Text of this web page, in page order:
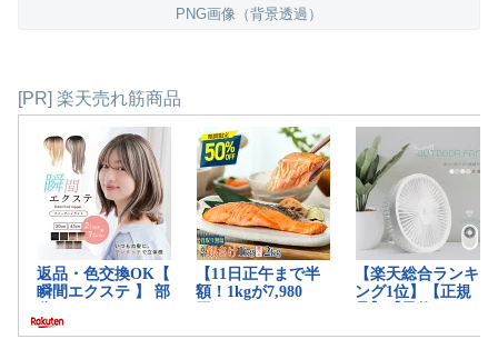
PNG画像（背景透過）
[PR] 楽天売れ筋商品